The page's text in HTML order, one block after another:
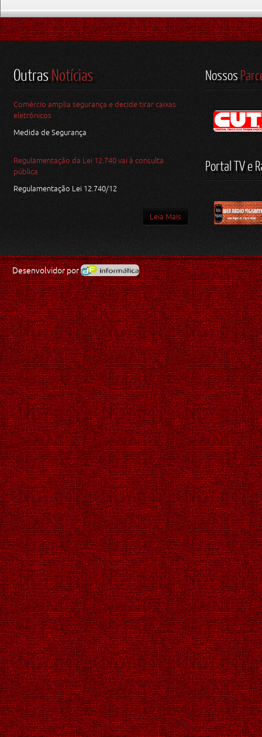
OutrasNotícias
Comércio amplia segurança e decide tirar caixas
eletrônicos
Medida de Segurança
Regulamentação da Lei 12.740 vai à consulta
pública
Regulamentação Lei 12.740/12
Leia Mais
Nossos
Portal TV e
Desenvolvidor por